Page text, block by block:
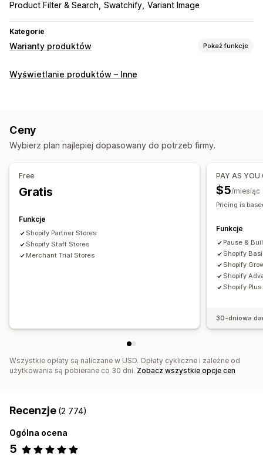
Product Filter & Search Swatchify Variant Image
Kategorie
Warianty produktów Pokaż funkcje
Dostosowanie
Wyświetlanie wariantów
Powiadomienia o niskiej dostępności produktu
Ukrywanie wyczerpanych zapasów
Dostępność zapasów
Wyświetlanie produktów – Inne
Ceny
Wybierz plan najlepiej dopasowany do potrzeb firmy.
Free
Gratis
Funkcje
Shopify Partner Stores
Shopify Staff Stores
Merchant Trial Stores
PAY AS YOU
$5/miesiąc
Pricing is
Funkcje
Pause &
Shopify
Shopify
Shopify
Shopify
30-dniowa
Wszystkie opłaty są naliczane w USD. Opłaty cykliczne i zależne od
użytkowania są pobierane co 30 dni. Zobacz wszystkie opcje cen
Recenzje (2 774)
Ogólna ocena
5